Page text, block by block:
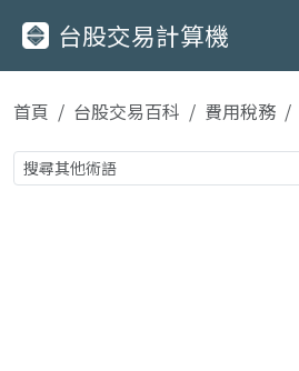
台股交易計算機
首頁 台股交易百科 費用稅務